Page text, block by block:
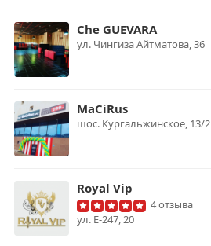
Che GUEVARA
ул. Чингиза Айтматова, 36
MaCiRus
шос. Кургальжинское, 13/2
Royal Vip
4 отзыва
ул. Е-247, 20